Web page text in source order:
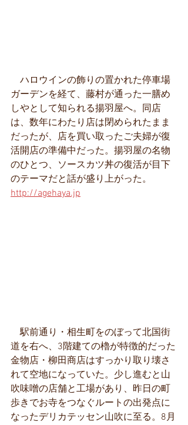
ハロウインの飾りの置かれた停車場
ガーデンを経て、藤村が通った一膳め
しやとして知られる揚羽屋へ。同店
は、数年にわたり店は閉められたまま
だったが、店を買い取ったご夫婦が復
活開店の準備中だった。揚羽屋の名物
のひとつ、ソースカツ丼の復活が目下
のテーマだと話が盛り上がった。
http://agehaya.jp
駅前通り・相生町をのぼって北国街
道を右へ、3階建ての櫓が特徴的だった
金物店・柳田商店はすっかり取り壊さ
れて空地になっていた。少し進むと山
吹味噌の店舗と工場があり、昨日の町
歩きでお寺をつなぐルートの出発点に
なったデリカテッセン山吹に至る。8月